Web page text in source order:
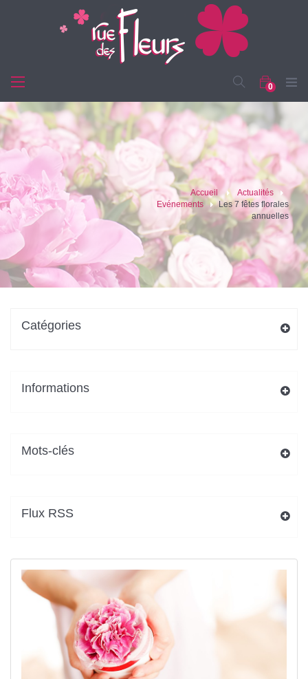
TOGGLE
0
Accueil > Actualités
>
Evénements
> Les 7 fêtes florales
annuelles
Catégories
Informations
Mots-clés
Flux RSS